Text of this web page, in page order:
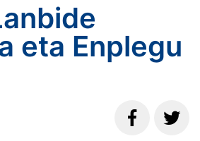
eta Enplegu